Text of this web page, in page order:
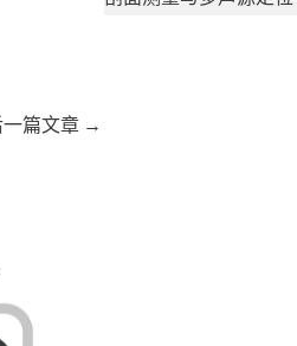
一篇文章 →